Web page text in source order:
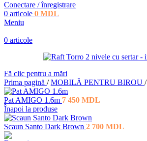
Conectare / înregistrare
0 articole 0 MDL
Meniu
0 articole
Fă clic pentru a mări
Prima pagină / MOBILĂ PENTRU BIROU /
Pat AMIGO 1.6m 7 450 MDL
Înapoi la produse
Scaun Santo Dark Brown 2 700 MDL